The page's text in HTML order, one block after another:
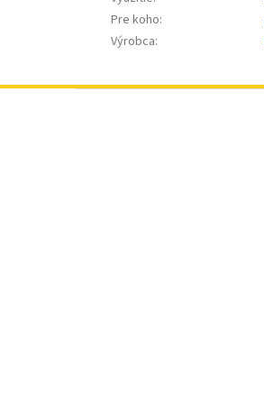
Pre koho:
Výrobca: